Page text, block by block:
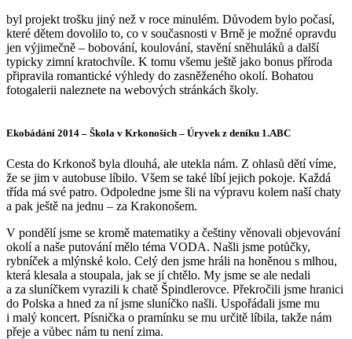
byl projekt trošku jiný než v roce minulém. Důvodem bylo počasí,
které dětem dovolilo to, co v současnosti v Brně je možné opravdu
jen výjimečně – bobování, koulování, stavění sněhuláků a další
typicky zimní kratochvíle. K tomu všemu ještě jako bonus příroda
připravila romantické výhledy do zasněženého okolí. Bohatou
fotogalerii naleznete na webových stránkách školy.
Ekobádání 2014 – Škola v Krkonoších – Úryvek z deníku 1.ABC
Cesta do Krkonoš byla dlouhá, ale utekla nám. Z ohlasů dětí víme,
že se jim v autobuse líbilo. Všem se také líbí jejich pokoje. Každá
třída má své patro. Odpoledne jsme šli na výpravu kolem naší chaty
a pak ještě na jednu – za Krakonošem.
V pondělí jsme se kromě matematiky a češtiny věnovali objevování
okolí a naše putování mělo téma VODA. Našli jsme potůčky,
rybníček a mlýnské kolo. Celý den jsme hráli na honěnou s mlhou,
která klesala a stoupala, jak se jí chtělo. My jsme se ale nedali
a za sluníčkem vyrazili k chatě Špindlerovce. Překročili jsme hranici
do Polska a hned za ní jsme sluníčko našli. Uspořádali jsme mu
i malý koncert. Písnička o pramínku se mu určitě líbila, takže nám
přeje a vůbec nám tu není zima.